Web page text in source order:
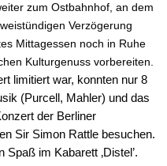
zum Ostbahnhof, an dem
Verzögerung
Mittagessen noch in Ruhe
Kulturgenuss vorbereiten.
limitiert war, konnten nur 8
(Purcell, Mahler) und das
der Berliner
Sir Simon Rattle besuchen.
im Kabarett ‚Distel’.